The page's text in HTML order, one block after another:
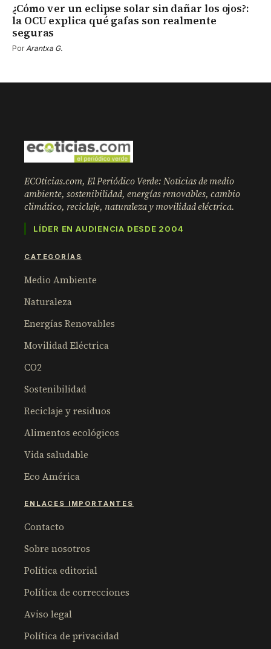
¿Cómo ver un eclipse solar sin dañar los ojos?:
la OCU explica qué gafas son realmente
seguras
Por Arantxa G.
ECOticias.com, El Periódico Verde: Noticias de medio
ambiente, sostenibilidad, energías renovables, cambio
climático, reciclaje, naturaleza y movilidad eléctrica.
LÍDER EN AUDIENCIA DESDE 2004
CATEGORÍAS
Medio Ambiente
Naturaleza
Energías Renovables
Movilidad Eléctrica
CO2
Sostenibilidad
Reciclaje y residuos
Alimentos ecológicos
Vida saludable
Eco América
ENLACES IMPORTANTES
Contacto
Sobre nosotros
Política editorial
Política de correcciones
Aviso legal
Política de privacidad